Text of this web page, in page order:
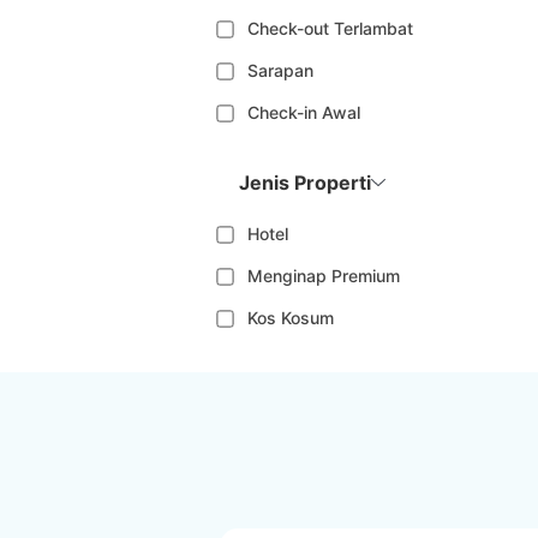
Check-out Terlambat
Sarapan
Check-in Awal
Jenis Properti
Hotel
Menginap Premium
Kos Kosum